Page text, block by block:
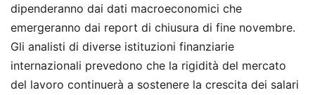
dipenderanno dai dati macroeconomici che
emergeranno dai report di chiusura di fine novembre.
Gli analisti di diverse istituzioni finanziarie
internazionali prevedono che la rigidità del mercato
del lavoro continuerà a sostenere la crescita dei salari